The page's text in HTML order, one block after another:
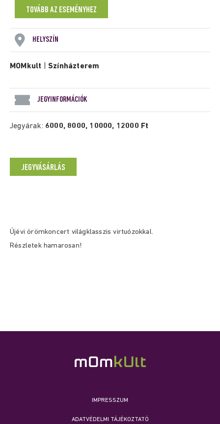
TOVÁBB AZ ESEMÉNYHEZ
HELYSZÍN
MOMkult |Színházterem
JEGYINFORMÁCIÓK
Jegyárak: 6000, 8000, 10000, 12000 Ft
JEGYVÁSÁRLÁS
Újévi örömkoncert világklasszis virtuózokkal.
Részletek hamarosan!
IMPRESSZUM
ADATVÉDELMI TÁJÉKOZTATÓ